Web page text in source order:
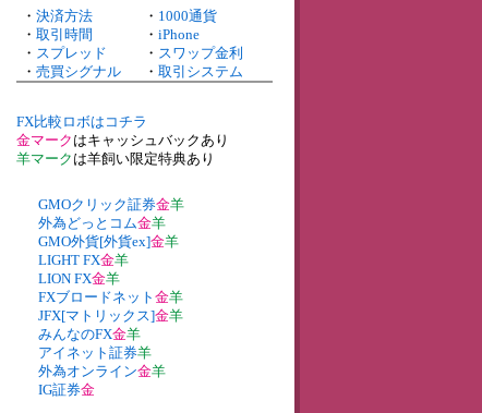
・ 決済方法 ・ 1000通貨
・ 取引時間 ・ iPhone
・ スプレッド ・ スワップ金利
・ 売買シグナル ・ 取引システム
FX比較ロボはコチラ
金マーク はキャッシュバックあり
羊マーク は羊飼い限定特典あり
GMOクリック証券金羊
外為どっとコム金羊
GMO外貨[外貨ex]金羊
LIGHT FX金羊
LION FX金羊
FXブロードネット 金羊
JFX[マトリックス]金羊
みんなのFX金羊
アイネット証券羊
外為オンライン金羊
IG証券金